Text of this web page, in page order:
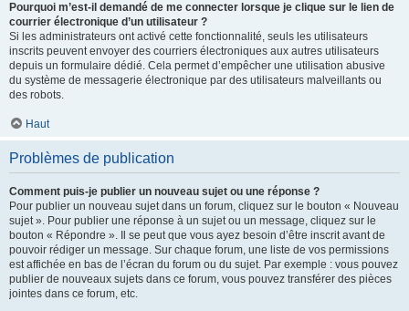
Pourquoi m’est-il demandé de me connecter lorsque je clique sur le lien de
courrier électronique d’un utilisateur ?
Si les administrateurs ont activé cette fonctionnalité, seuls les utilisateurs
inscrits peuvent envoyer des courriers électroniques aux autres utilisateurs
depuis un formulaire dédié. Cela permet d’empêcher une utilisation abusive
du système de messagerie électronique par des utilisateurs malveillants ou
des robots.
Haut
Problèmes de publication
Comment puis-je publier un nouveau sujet ou une réponse ?
Pour publier un nouveau sujet dans un forum, cliquez sur le bouton « Nouveau
sujet ». Pour publier une réponse à un sujet ou un message, cliquez sur le
bouton « Répondre ». Il se peut que vous ayez besoin d’être inscrit avant de
pouvoir rédiger un message. Sur chaque forum, une liste de vos permissions
est affichée en bas de l’écran du forum ou du sujet. Par exemple : vous pouvez
publier de nouveaux sujets dans ce forum, vous pouvez transférer des pièces
jointes dans ce forum, etc.